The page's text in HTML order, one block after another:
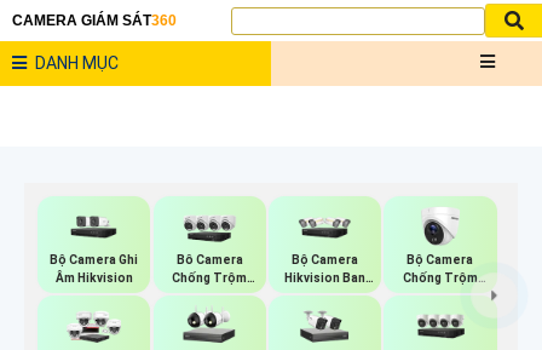
CAMERA GIÁM SÁT360
DANH MỤC
Bộ Camera Ghi
Âm Hikvision
Bô Camera
Chống Trộm
Hikvision
Bộ Camera
Hikvision Ban
Đêm Có Màu
Bộ Camera
Chống Trộm
Hikvision